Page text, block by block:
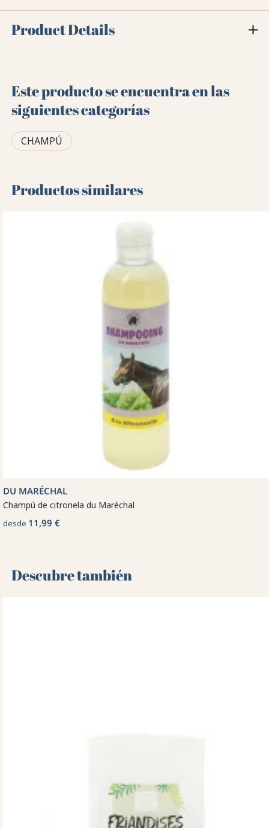
Product Details
Este producto se encuentra en las
siguientes categorías
CHAMPÚ
Productos similares
DU MARÉCHAL
Champú de citronela du Maréchal
desde 11,99 €
Descubre también 🌻